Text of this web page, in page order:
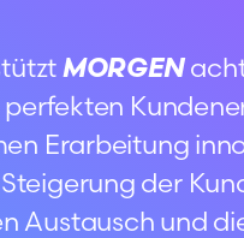
MORGENacht
Erarbeitung
der
Austausch und